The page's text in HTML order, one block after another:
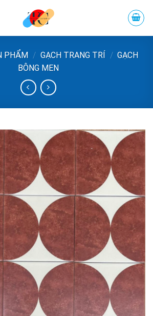
PHẨM / GẠCH TRANG TRÍ / GẠCH
BÔNG MEN